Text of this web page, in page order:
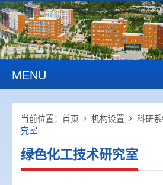
MENU
当前位置： 首页 机构设置 科研
究室
绿色化工技术研究室